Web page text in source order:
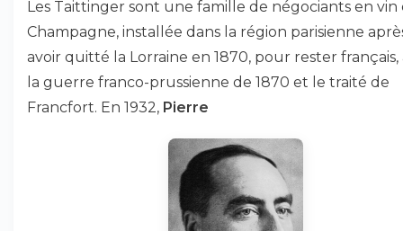
Les Taittinger sont une famille de négociants en vin
Champagne, installée dans la région parisienne
avoir quitté la Lorraine en 1870, pour rester français,
la guerre franco-prussienne de 1870 et le traité de
Francfort. En 1932, Pierre